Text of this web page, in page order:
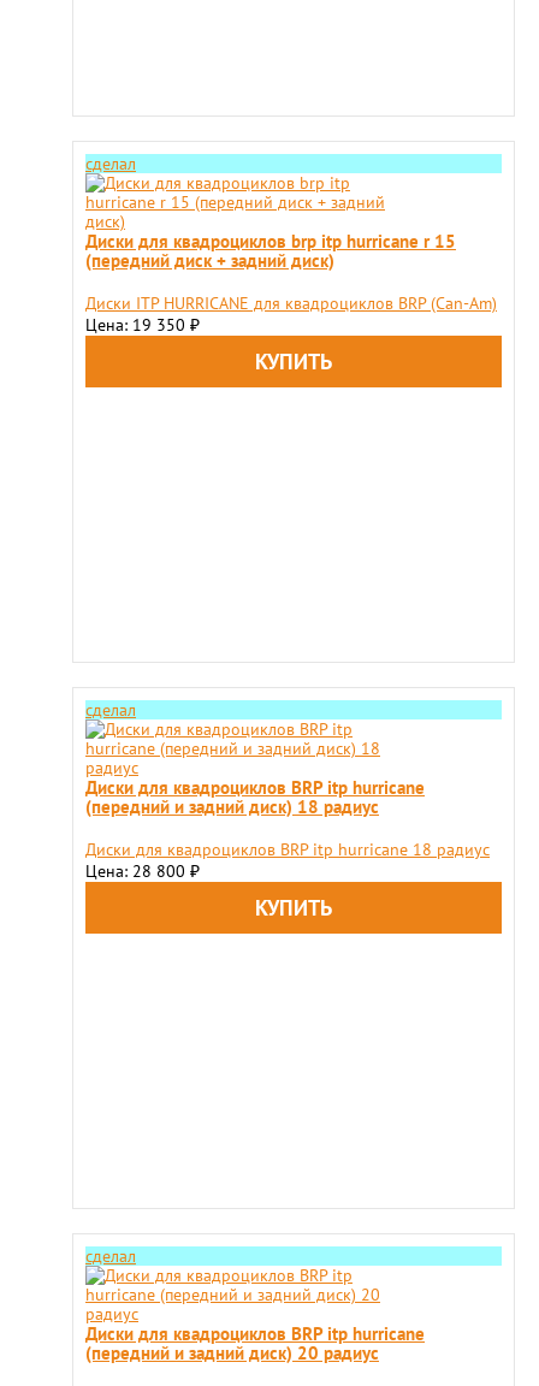
сделал
Диски для квадроциклов brp itp hurricane r 15
(передний диск + задний диск)
Диски ITP HURRICANE для квадроциклов BRP (Can-Am)
Цена: 19 350 ₽
сделал
Диски для квадроциклов BRP itp hurricane
(передний и задний диск) 18 радиус
Диски для квадроциклов BRP itp hurricane 18 радиус
Цена: 28 800 ₽
сделал
Диски для квадроциклов BRP itp hurricane
(передний и задний диск) 20 радиус